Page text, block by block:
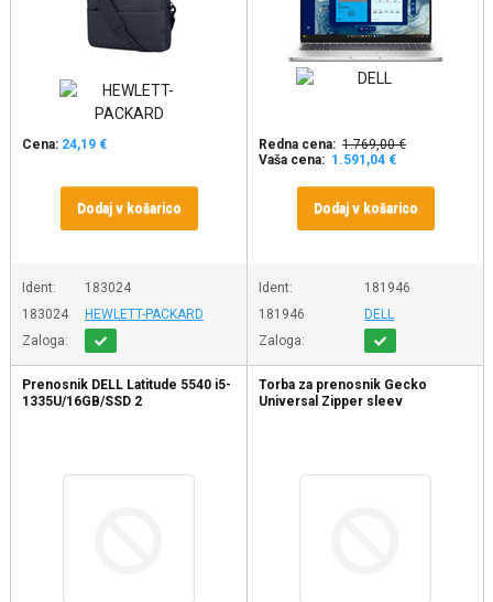
Cena: 24,19 €
Dodaj v košarico
Ident:
183024
183024
HEWLETT-PACKARD
Zaloga:
Redna cena: 1.769,00 €
Vaša cena: 1.591,04 €
Dodaj v košarico
Ident:
181946
181946
DELL
Zaloga:
Prenosnik DELL Latitude 5540 i5-
1335U/16GB/SSD 2
Torba za prenosnik Gecko
Universal Zipper sleev